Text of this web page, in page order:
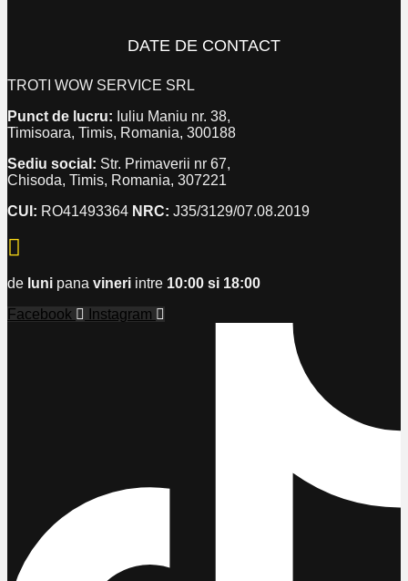
DATE DE CONTACT
TROTI WOW SERVICE SRL
Punct de lucru: Iuliu Maniu nr. 38,
Timisoara, Timis, Romania, 300188
Sediu social: Str. Primaverii nr 67,
Chisoda, Timis, Romania, 307221
CUI: RO41493364 NRC: J35/3129/07.08.2019
de luni pana vineri intre 10:00 si 18:00
Facebook
Instagram